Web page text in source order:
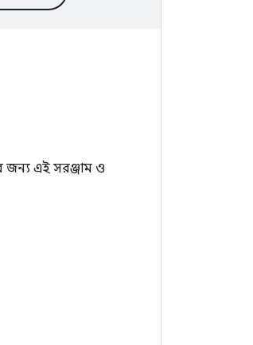
জন্য এই সরঞ্জাম ও